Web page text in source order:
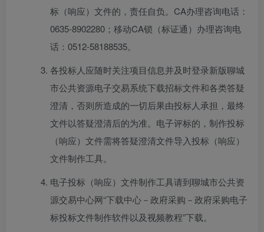
标（响应）文件的，责任自负。CA办理咨询电话：
0635-8902280；移动CA锁（标证通）办理咨询电
话：0512-58188535。
各投标人应随时关注项目信息并及时登录新版聊城
市公共资源电子交易系统下载招标文件和各类答疑
澄清，否则所造成的一切后果由投标人承担，最终
文件以答疑澄清后的为准。电子评标的，制作投标
（响应）文件需将答疑澄清文件导入投标（响应）
文件制作工具。
电子投标（响应）文件制作工具请到聊城市公共资
源交易中心网“下载中心－政府采购－政府采购电子
标投标文件制作软件以及视频教程”下载。